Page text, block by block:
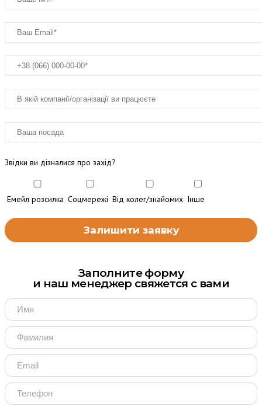
Звідки ви дізналися про захід?
Емейл розсилка Соцмережі Від колег/знайомих Інше
Заполните форму
и наш менеджер свяжется с вами